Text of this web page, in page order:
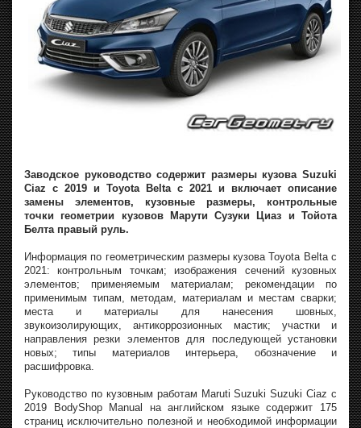
Заводское руководство содержит размеры кузова Suzuki
Ciaz с 2019 и Toyota Belta с 2021 и включает описание
замены элементов, кузовные размеры, контрольные
точки геометрии кузовов Марути Сузуки Циаз и Тойота
Белта правый руль.
Информация по геометрическим размеры кузова Toyota Belta с
2021: контрольным точкам; изображения сечений кузовных
элементов; применяемым материалам; рекомендации по
применимым типам, методам, материалам и местам сварки;
места и материалы для нанесения шовных,
звукоизолирующих, антикоррозионных мастик; участки и
направления резки элементов для последующей установки
новых; типы материалов интерьера, обозначение и
расшифровка.
Руководство по кузовным работам Maruti Suzuki Suzuki Ciaz с
2019 BodyShop Manual на английском языке содержит 175
страниц исключительно полезной и необходимой информации